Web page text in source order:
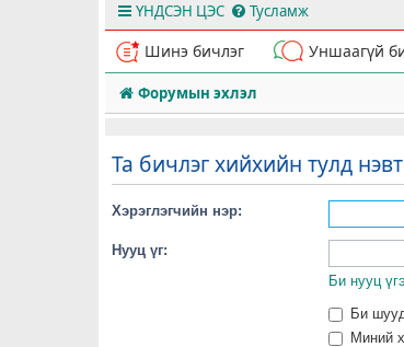
ҮНДСЭН ЦЭС Тусламж
Шинэ бичлэг Уншаагүй
Форумын эхлэл
Та бичлэг хийхийн тулд
Хэрэглэгчийн нэр:
Нууц үг:
Би нууц
Би
Миний